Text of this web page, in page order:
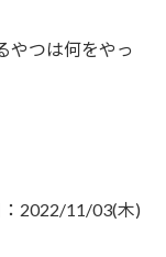
やつは何をやっ
2022/11/03(木)